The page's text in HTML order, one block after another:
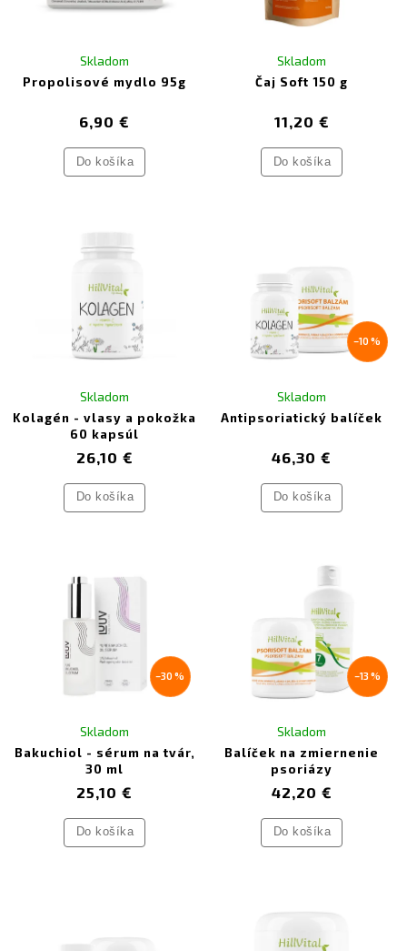
Propolisové mydlo 95g
Skladom
6,90 €
Do košíka
Čaj Soft 150 g
Skladom
11,20 €
Do košíka
Kolagén - vlasy a pokožka
60 kapsúl
Skladom
26,10 €
Do košíka
–10 %
Antipsoriatický balíček
Skladom
46,30 €
Do košíka
–30 %
Bakuchiol - sérum na tvár,
30 ml
Skladom
25,10 €
Do košíka
–13 %
Balíček na zmiernenie
psoriázy
Skladom
42,20 €
Do košíka